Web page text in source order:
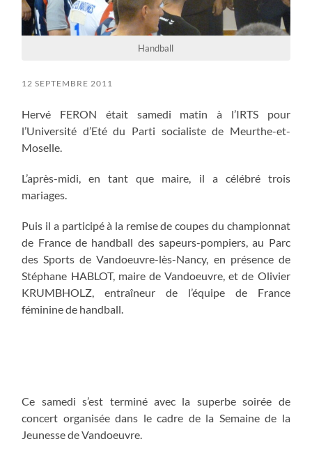
Handball
12 SEPTEMBRE 2011
Hervé FERON était samedi matin à l’IRTS pour
l’Université d’Eté du Parti socialiste de Meurthe-et-
Moselle.
L’après-midi, en tant que maire, il a célébré trois
mariages.
Puis il a participé à la remise de coupes du championnat
de France de handball des sapeurs-pompiers, au Parc
des Sports de Vandoeuvre-lès-Nancy, en présence de
Stéphane HABLOT, maire de Vandoeuvre, et de Olivier
KRUMBHOLZ, entraîneur de l’équipe de France
féminine de handball.
Ce samedi s’est terminé avec la superbe soirée de
concert organisée dans le cadre de la Semaine de la
Jeunesse de Vandoeuvre.